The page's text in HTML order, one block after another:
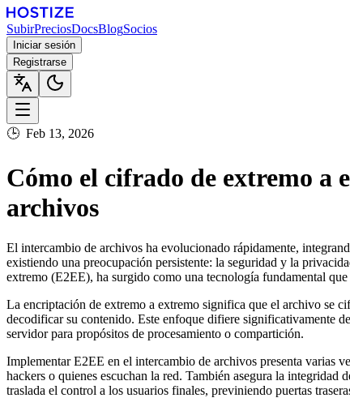
SubirPreciosDocsBlogSocios
Iniciar sesión
Registrarse
🕒 Feb 13, 2026
Cómo el cifrado de extremo a
archivos
El intercambio de archivos ha evolucionado rápidamente,
existiendo una preocupación persistente: la seguridad y la
extremo (E2EE), ha surgido como una tecnología fundamental
La encriptación de extremo a extremo significa que el archivo se
decodificar su contenido. Este enfoque difiere significativamente
servidor para propósitos de procesamiento o compartición.
Implementar E2EE en el intercambio de archivos presenta varias
hackers o quienes escuchan la red. También asegura la
traslada el control a los usuarios finales, previniendo puertas